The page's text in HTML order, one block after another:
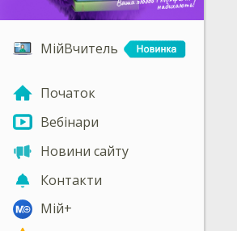
МійВчитель
Початок
Вебінари
Новини сайту
Контакти
Мій+